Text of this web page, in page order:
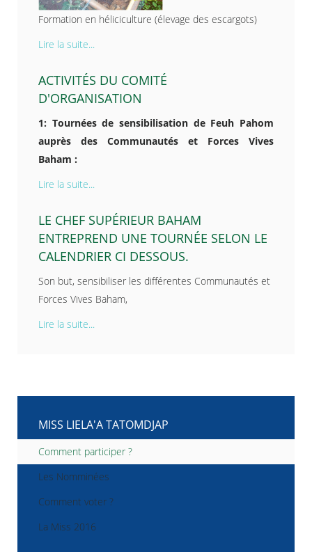
Formation en héliciculture (élevage des escargots)
Lire la suite...
ACTIVITÉS DU COMITÉ
D'ORGANISATION
1: Tournées de sensibilisation de Feuh Pahom
auprès des Communautés et Forces Vives
Baham :
Lire la suite...
LE CHEF SUPÉRIEUR BAHAM
ENTREPREND UNE TOURNÉE SELON LE
CALENDRIER CI DESSOUS.
Son but, sensibiliser les différentes Communautés et
Forces Vives Baham,
Lire la suite...
MISS LIELA'A TATOMDJAP
Comment participer ?
Les Nomminées
Comment voter ?
La Miss 2016